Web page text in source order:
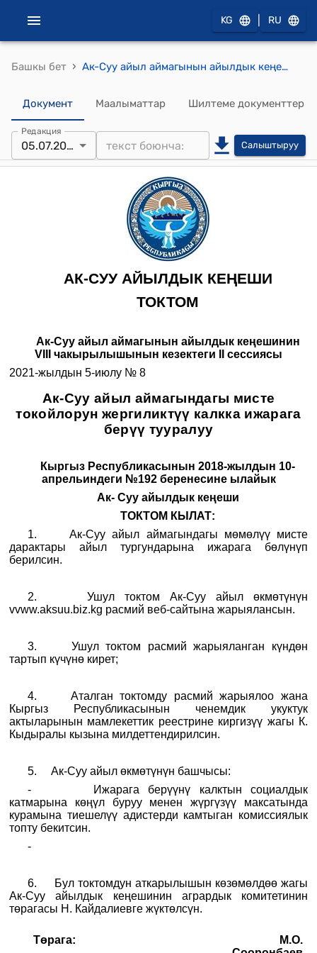
KG RU
Башкы бет › Ак-Суу айыл аймагынын айылдык кеңешинин 2021-жылдын 5-июлундагы № 8 "Ак-Суу айыл аймагындагы мисте токойлорун жергиликтүү калкка ижарага берүү тууралуу" токтому
Документ Маалыматтар Шилтеме документтер
Редакция
05.07.2021 Салыштыруу